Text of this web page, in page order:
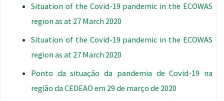
Situation of the Covid-19 pandemic in the ECOWAS
region as at 27 March 2020
Situation of the Covid-19 pandemic in the ECOWAS
region as at 27 March 2020
Ponto da situação da pandemia de Covid-19 na
região da CEDEAO em 29 de março de 2020